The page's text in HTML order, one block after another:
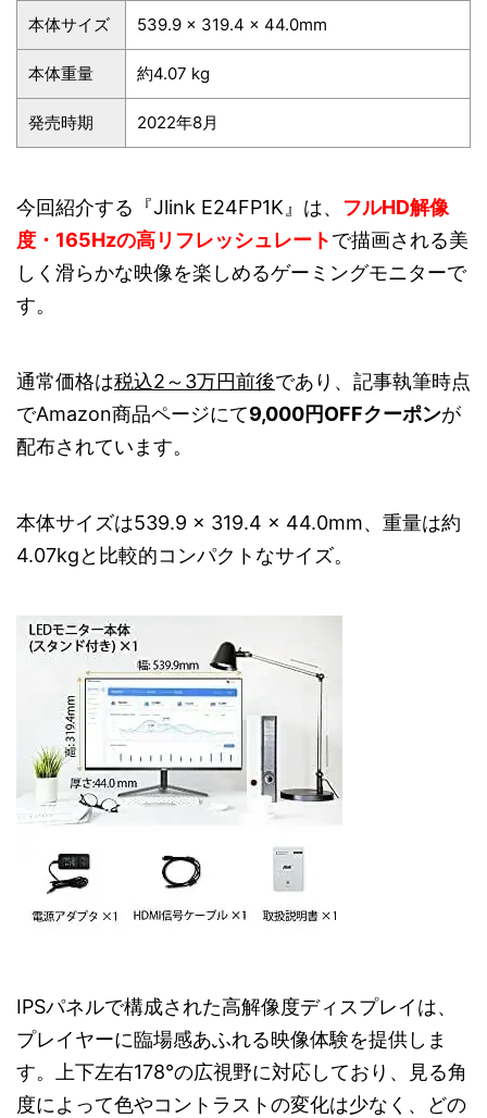
本体サイズ ‎539.9 × 319.4 × 44.0mm
本体重量 約4.07 kg
発売時期 2022年8月
今回紹介する『Jlink E24FP1K』は、 フルHD解像
度・165Hzの高リフレッシュレートで描画される美
しく滑らかな映像を楽しめるゲーミングモニターで
す。
通常価格は税込2～3万円前後であり、記事執筆時点
でAmazon商品ページにて9,000円OFFクーポンが
配布されています。
本体サイズは539.9 × 319.4 × 44.0mm、重量は約
4.07kgと比較的コンパクトなサイズ。
IPSパネルで構成された高解像度ディスプレイは、
プレイヤーに臨場感あふれる映像体験を提供しま
す。上下左右178°の広視野に対応しており、見る角
度によって色やコントラストの変化は少なく、どの